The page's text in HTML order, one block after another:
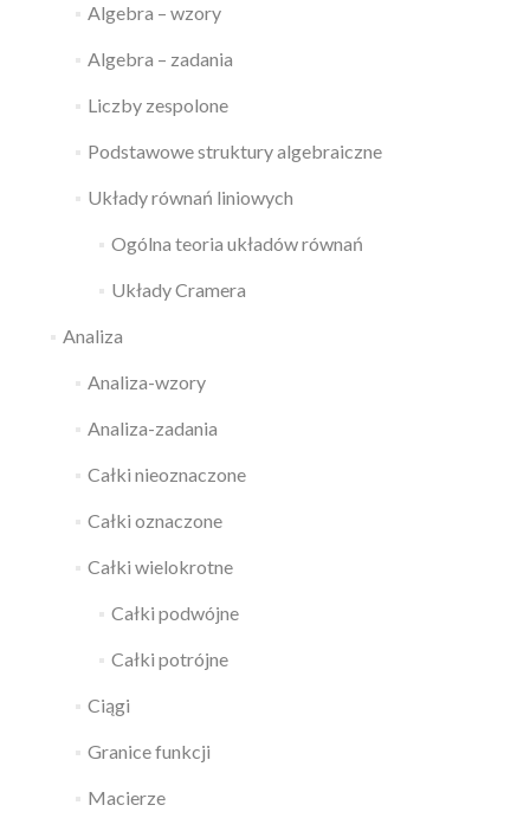
Algebra – wzory
Algebra – zadania
Liczby zespolone
Podstawowe struktury algebraiczne
Układy równań liniowych
Ogólna teoria układów równań
Układy Cramera
Analiza
Analiza-wzory
Analiza-zadania
Całki nieoznaczone
Całki oznaczone
Całki wielokrotne
Całki podwójne
Całki potrójne
Ciągi
Granice funkcji
Macierze